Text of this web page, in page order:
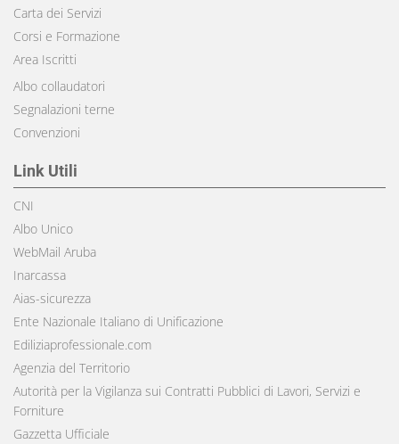
Carta dei Servizi
Corsi e Formazione
Area Iscritti
Albo collaudatori
Segnalazioni terne
Convenzioni
Link Utili
CNI
Albo Unico
WebMail Aruba
Inarcassa
Aias-sicurezza
Ente Nazionale Italiano di Unificazione
Ediliziaprofessionale.com
Agenzia del Territorio
Autorità per la Vigilanza sui Contratti Pubblici di Lavori, Servizi e
Forniture
Gazzetta Ufficiale